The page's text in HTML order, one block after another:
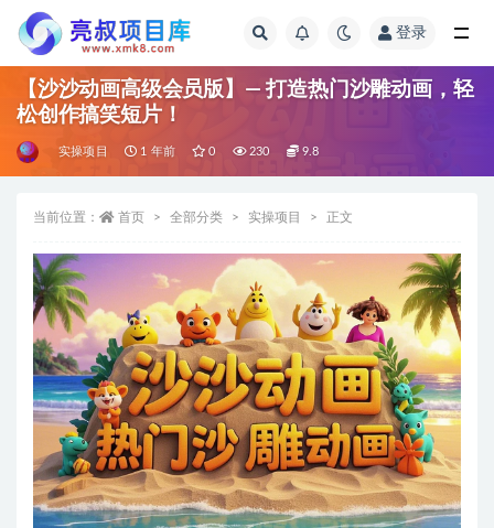
登录
【沙沙动画高级会员版】— 打造热门沙雕动画，轻
松创作搞笑短片！
实操项目 1 年前 0 230 9.8
当前位置： 首页 全部分类 实操项目 正文